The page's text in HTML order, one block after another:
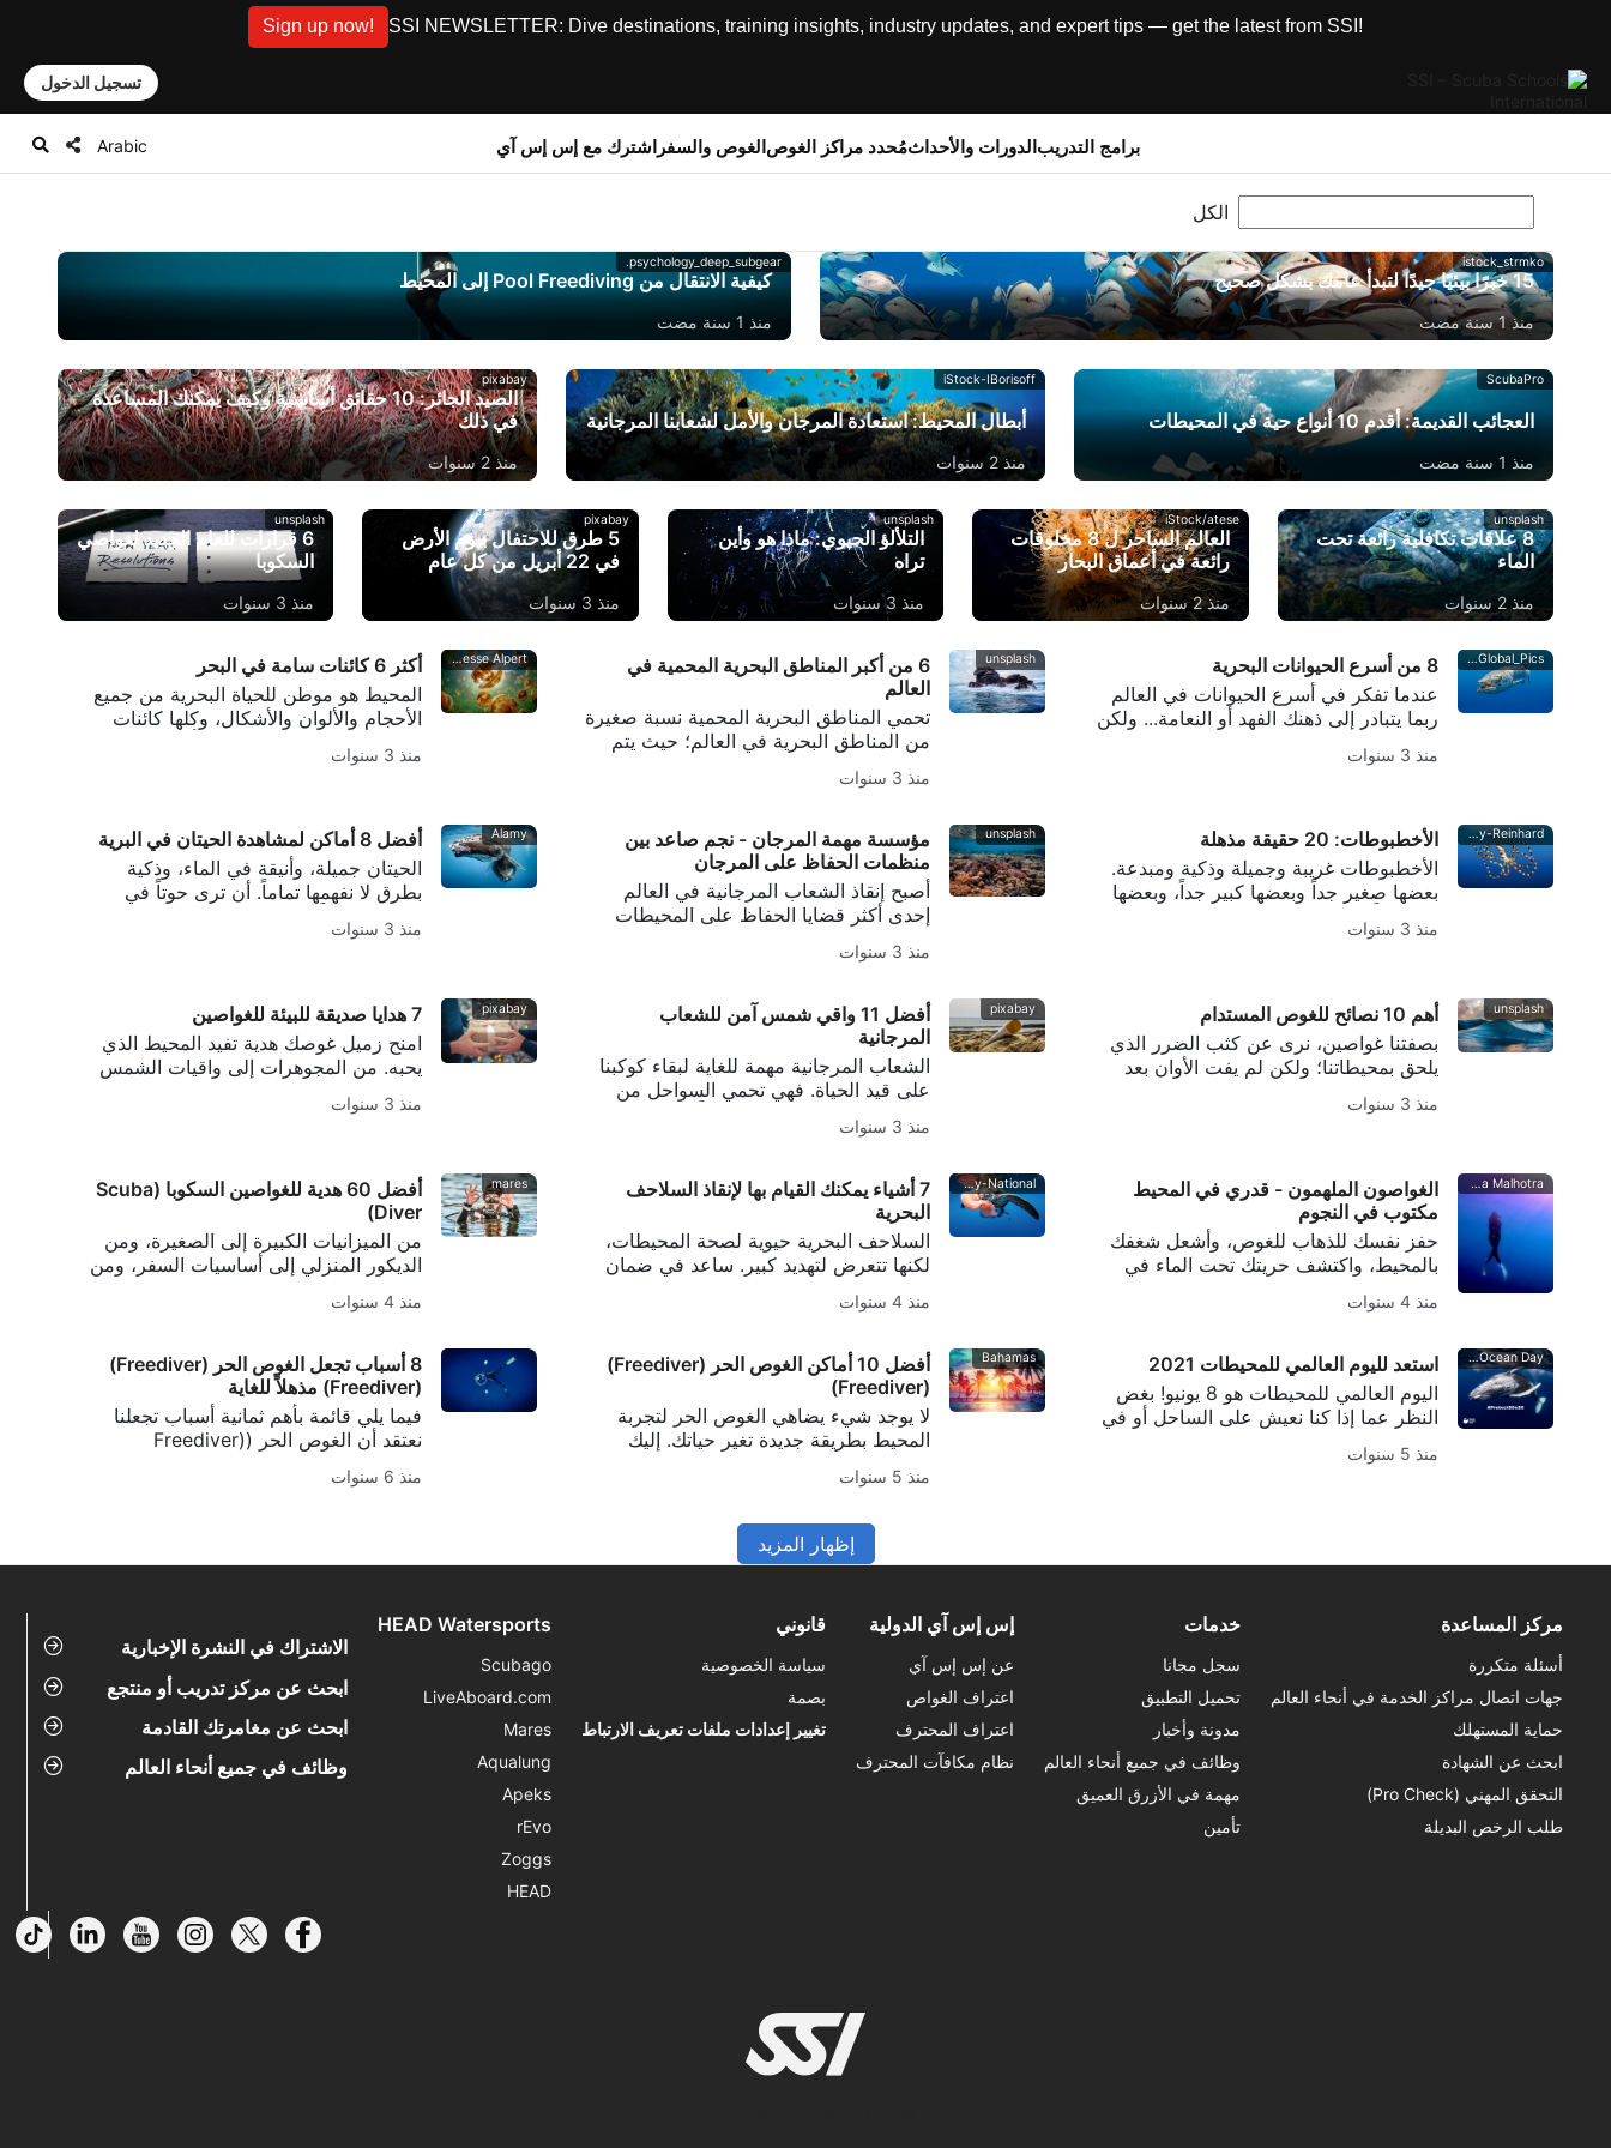
SSI NEWSLETTER: Dive destinations, training insights, industry updates, and expert tips — get the latest from SSI!
Sign up now!
تسجيل الدخول
برامج التدريبالدورات والأحداثمُحدد مراكز الغوصالغوص والسفراشترك مع إس إس آي Arabic
istock_strmko
15 خبرًا بيئيًا جيدًا لتبدأ عامك بشكل صحيح
منذ 1 سنة مضت
psychology_deep_subgear.
كيفية الانتقال من Pool Freediving إلى المحيط
منذ 1 سنة مضت
ScubaPro
العجائب القديمة: أقدم 10 أنواع حية في المحيطات
منذ 1 سنة مضت
iStock-IBorisoff
أبطال المحيط: استعادة المرجان والأمل لشعابنا المرجانية
منذ 2 سنوات
pixabay
الصيد الجائر: 10 حقائق أساسية وكيف يمكنك المساعدة
في ذلك
منذ 2 سنوات
unsplash
8 علاقات تكافلية رائعة تحت
الماء
منذ 2 سنوات
iStock/atese
العالم الساحر ل 8 مخلوقات
رائعة في أعماق البحار
منذ 2 سنوات
unsplash
التلألؤ الحيوي: ماذا هو وأين
تراه
منذ 3 سنوات
pixabay
5 طرق للاحتفال بيوم الأرض
في 22 أبريل من كل عام
منذ 3 سنوات
unsplash
6 قرارات للعام الجديد لغواصي
السكوبا
منذ 3 سنوات
iStock-Global_Pics
8 من أسرع الحيوانات البحرية
عندما تفكر في أسرع الحيوانات في العالم
ربما يتبادر إلى ذهنك الفهد أو النعامة... ولكن
يمكنها مجاراتها! تستخدم العديد من الثدييات
منذ 3 سنوات
unsplash
6 من أكبر المناطق البحرية المحمية في
العالم
تحمي المناطق البحرية المحمية نسبة صغيرة
من المناطق البحرية في العالم؛ حيث يتم
الضارة والسياحة غير الأخلاقية. سوف نلقي
أهميتها.
منذ 3 سنوات
Shutterstock/Jesse Alpert
أكثر 6 كائنات سامة في البحر
المحيط هو موطن للحياة البحرية من جميع
الأحجام والألوان والأشكال، وكلها كائنات
رؤيته على اليابسة. من غير المحتمل أن
يجب أن تعرفها، وهي
منذ 3 سنوات
Alamy-Reinhard
الأخطبوطات: 20 حقيقة مذهلة
الأخطبوطات غريبة وجميلة وذكية ومبدعة.
بعضها صغير جداً وبعضها كبير جداً، وبعضها
كبير جداً، وهي محترفة في التمويه، ويمكنها
حل الألغاز... هل تريد معرفة المزيد عن هذه
الأخطبوطات
منذ 3 سنوات
unsplash
مؤسسة مهمة المرجان - نجم صاعد بين
منظمات الحفاظ على المرجان
أصبح إنقاذ الشعاب المرجانية في العالم
إحدى أكثر قضايا الحفاظ على المحيطات
إلحاحًا اليوم. ومع اعتماد الملايين من الناس
وأنواع الحياة البرية على الشعاب المرجانية
المرجان والصيد الجائر وتدمير الشعاب
المرجانية أصبح الآن أمراً ملحاً.
منذ 3 سنوات
Alamy
أفضل 8 أماكن لمشاهدة الحيتان في البرية
الحيتان جميلة، وأنيقة في الماء، وذكية
بطرق لا نفهمها تماماً. أن ترى حوتاً في
البرية هو حقاً امتياز ... وأن تذهب للغوص مع
الحيتان هي تجربة فريدة من نوعها ستتذكرها
منذ 3 سنوات
unsplash
أهم 10 نصائح للغوص المستدام
بصفتنا غواصين، نرى عن كثب الضرر الذي
يلحق بمحيطاتنا؛ ولكن لم يفت الأوان بعد
لتغيير الأمور. هناك العديد من التغييرات
الصغيرة التي يمكن أن تحدث فرقًا كبيرًا في
منذ 3 سنوات
pixabay
أفضل 11 واقي شمس آمن للشعاب
المرجانية
الشعاب المرجانية مهمة للغاية لبقاء كوكبنا
على قيد الحياة. فهي تحمي السواحل من
هبوب العواصف، وتوفر موطناً لكمية هائلة
وسامة
منذ 3 سنوات
pixabay
7 هدايا صديقة للبيئة للغواصين
امنح زميل غوصك هدية تفيد المحيط الذي
يحبه. من المجوهرات إلى واقيات الشمس
وملابس الغوص وغيرها. احصل على أفضل
الهدايا الصديقة للبيئة للغواصين هنا.
منذ 3 سنوات
Rhea Malhotra
الغواصون الملهمون - قدري في المحيط
مكتوب في النجوم
حفز نفسك للذهاب للغوص، وأشعل شغفك
بالمحيط، واكتشف حريتك تحت الماء في
على المزيد هنا.
منذ 4 سنوات
Alamy-National
7 أشياء يمكنك القيام بها لإنقاذ السلاحف
البحرية
السلاحف البحرية حيوية لصحة المحيطات،
لكنها تتعرض لتهديد كبير. ساعد في ضمان
خلالها المساعدة في إنقاذ السلاحف البحرية.
منذ 4 سنوات
mares
أفضل 60 هدية للغواصين السكوبا (Scuba
Diver)
من الميزانيات الكبيرة إلى الصغيرة، ومن
الديكور المنزلي إلى أساسيات السفر، ومن
60 هدية للغواصين (Scuba Diver).
منذ 4 سنوات
image©World Ocean Day
استعد لليوم العالمي للمحيطات 2021
اليوم العالمي للمحيطات هو 8 يونيو! بغض
النظر عما إذا كنا نعيش على الساحل أو في
إلى محيط صحي للبقاء على قيد الحياة
منذ 5 سنوات
Bahamas
أفضل 10 أماكن الغوص الحر (Freediver)
(Freediver)
لا يوجد شيء يضاهي الغوص الحر لتجربة
المحيط بطريقة جديدة تغير حياتك. إليك
(Freediver) (Freediver) في العالم.
منذ 5 سنوات
8 أسباب تجعل الغوص الحر (Freediver)
(Freediver) مذهلاً للغاية
فيما يلي قائمة بأهم ثمانية أسباب تجعلنا
نعتقد أن الغوص الحر (Freediver)
روعة على هذا الكوكب.
منذ 6 سنوات
إظهار المزيد
الاشتراك في النشرة الإخبارية
ابحث عن مركز تدريب أو منتجع
ابحث عن مغامرتك القادمة
وظائف في جميع أنحاء العالم
مركز المساعدة
أسئلة متكررة
جهات اتصال مراكز الخدمة في أنحاء العالم
حماية المستهلك
ابحث عن الشهادة
التحقق المهني (Pro Check)
طلب الرخص البديلة
خدمات
سجل مجانا
تحميل التطبيق
مدونة وأخبار
وظائف في جميع أنحاء العالم
مهمة في الأزرق العميق
تأمين
إس إس آي الدولية
عن إس إس آي
اعتراف الغواص
اعتراف المحترف
نظام مكافآت المحترف
قانوني
سياسة الخصوصية
بصمة
تغيير إعدادات ملفات تعريف الارتباط
HEAD Watersports
Scubago
LiveAboard.com
Mares
Aqualung
Apeks
rEvo
Zoggs
HEAD